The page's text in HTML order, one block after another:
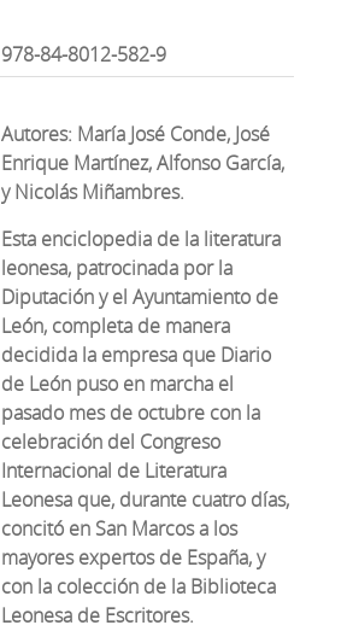
978-84-8012-582-9
Autores: María José Conde, José
Enrique Martínez, Alfonso García,
y Nicolás Miñambres.
Esta enciclopedia de la literatura
leonesa, patrocinada por la
Diputación y el Ayuntamiento de
León, completa de manera
decidida la empresa que Diario
de León puso en marcha el
pasado mes de octubre con la
celebración del Congreso
Internacional de Literatura
Leonesa que, durante cuatro días,
concitó en San Marcos a los
mayores expertos de España, y
con la colección de la Biblioteca
Leonesa de Escritores.